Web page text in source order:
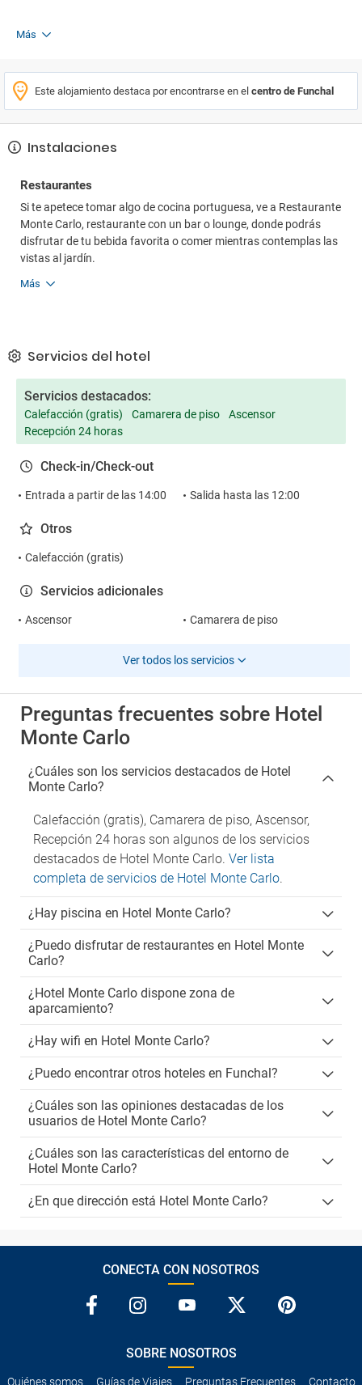
Más
Este alojamiento destaca por encontrarse en el centro de Funchal
Instalaciones
Restaurantes
Si te apetece tomar algo de cocina portuguesa, ve a Restaurante
Monte Carlo, restaurante con un bar o lounge, donde podrás
disfrutar de tu bebida favorita o comer mientras contemplas las
vistas al jardín.
Más
Servicios del hotel
Servicios destacados:
Calefacción (gratis) Camarera de piso
Ascensor
Recepción 24 horas
Check-in/Check-out
Entrada a partir de las 14:00 Salida hasta las 12:00
Otros
Calefacción (gratis)
Servicios adicionales
Ascensor Camarera de piso
Ver todos los servicios
Preguntas frecuentes sobre Hotel
Monte Carlo
¿Cuáles son los servicios destacados de Hotel
Monte Carlo?
Calefacción (gratis), Camarera de piso, Ascensor,
Recepción 24 horas son algunos de los servicios
destacados de Hotel Monte Carlo. Ver lista
completa de servicios de Hotel Monte Carlo.
¿Hay piscina en Hotel Monte Carlo?
¿Puedo disfrutar de restaurantes en Hotel Monte
Carlo?
¿Hotel Monte Carlo dispone zona de
aparcamiento?
¿Hay wifi en Hotel Monte Carlo?
¿Puedo encontrar otros hoteles en Funchal?
¿Cuáles son las opiniones destacadas de los
usuarios de Hotel Monte Carlo?
¿Cuáles son las características del entorno de
Hotel Monte Carlo?
¿En que dirección está Hotel Monte Carlo?
CONECTA CON NOSOTROS
SOBRE NOSOTROS
Quiénes somos Guías de Viajes Preguntas Frecuentes Contacto